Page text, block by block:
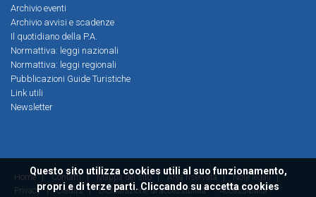
Questo sito utilizza cookies utili al suo funzionamento,
propri e di terze parti. Cliccando su accetta cookies
Archivio eventi
Archivio avvisi e scadenze
Il quotidiano della P.A.
Normattiva: leggi nazionali
Normattiva: leggi regionali
Pubblicazioni Guide Turistiche
Link utili
Newsletter
Home | Contatti | Mappa del sito | Area riservata | Note legali |
Privacy
| Credits | Dichiarazione di accessibilità Accessibilità